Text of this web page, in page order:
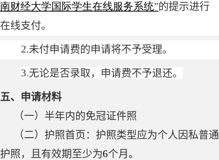
南财经大学国际学生在线服务系统”的提示进行
在线支付。
2.未付申请费的申请将不予受理。
3.无论是否录取，申请费不予退还。
五、申请材料
（一）半年内的免冠证件照
（二）护照首页：护照类型应为个人因私普通
护照，且有效期至少为6个月。